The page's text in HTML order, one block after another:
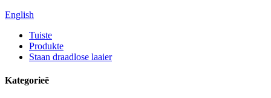
English
Tuiste
Produkte
Staan draadlose laaier
Kategorieë